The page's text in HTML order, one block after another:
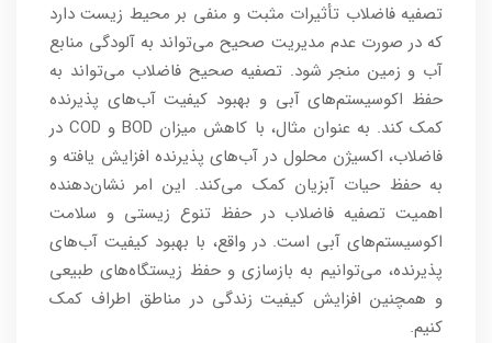
تصفیه فاضلاب تأثیرات مثبت و منفی بر محیط زیست دارد
که در صورت عدم مدیریت صحیح می‌تواند به آلودگی منابع
آب و زمین منجر شود. تصفیه صحیح فاضلاب می‌تواند به
حفظ اکوسیستم‌های آبی و بهبود کیفیت آب‌های پذیرنده
کمک کند. به عنوان مثال، با کاهش میزان BOD و COD در
فاضلاب، اکسیژن محلول در آب‌های پذیرنده افزایش یافته و
به حفظ حیات آبزیان کمک می‌کند. این امر نشان‌دهنده
اهمیت تصفیه فاضلاب در حفظ تنوع زیستی و سلامت
اکوسیستم‌های آبی است. در واقع، با بهبود کیفیت آب‌های
پذیرنده، می‌توانیم به بازسازی و حفظ زیستگاه‌های طبیعی
و همچنین افزایش کیفیت زندگی در مناطق اطراف کمک
کنیم.